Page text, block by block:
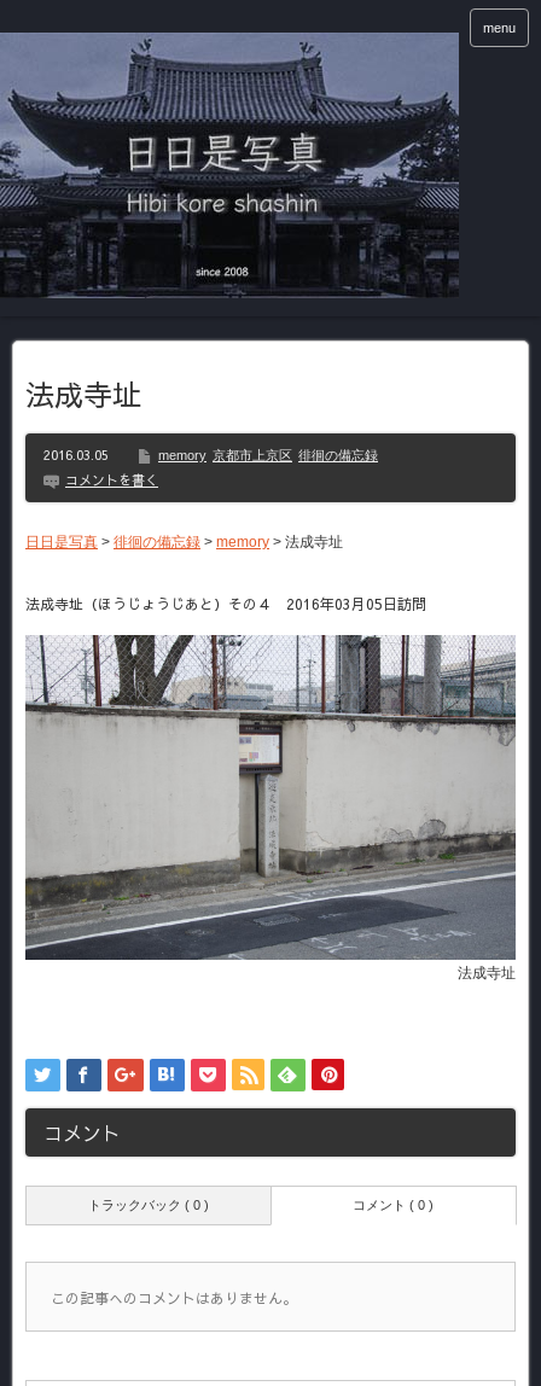
menu
法成寺址
2016.03.05 memory 京都市上京区 徘徊の備忘録
コメントを書く
日日是写真 > 徘徊の備忘録 > memory > 法成寺址
法成寺址（ほうじょうじあと）その４ 2016年03月05日訪問
法成寺址
コメント
トラックバック ( 0 ) コメント ( 0 )
この記事へのコメントはありません。